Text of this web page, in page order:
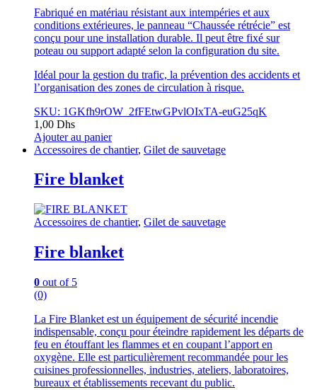
Fabriqué en matériau résistant aux intempéries et aux
conditions extérieures, le panneau “Chaussée rétrécie” est
conçu pour une installation durable. Il peut être fixé sur
poteau ou support adapté selon la configuration du site.
Idéal pour la gestion du trafic, la prévention des accidents et
l’organisation des zones de circulation à risque.
SKU: 1GKfh9rOW_2fFEtwGPvlOIxTA-euG25qK
1,00 Dhs
Ajouter au panier
Accessoires de chantier, Gilet de sauvetage
Fire blanket
Accessoires de chantier, Gilet de sauvetage
Fire blanket
0 out of 5
(0)
La Fire Blanket est un équipement de sécurité incendie
indispensable, conçu pour éteindre rapidement les départs de
feu en étouffant les flammes et en coupant l’apport en
oxygène. Elle est particulièrement recommandée pour les
cuisines professionnelles, industries, ateliers, laboratoires,
bureaux et établissements recevant du public.